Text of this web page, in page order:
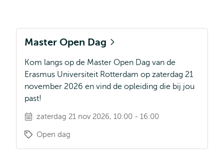
Master Open Dag
Kom langs op de Master Open Dag van de
Erasmus Universiteit Rotterdam op zaterdag 21
november 2026 en vind de opleiding die bij jou
past!
zaterdag 21 nov 2026, 10:00 - 16:00
Open dag